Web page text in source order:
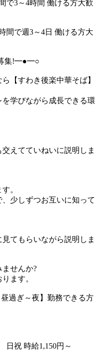
で3～4時間 働ける方大歓
間で週3～4日 働ける方大
集!━●━○
【 すわき後楽中華そば】
学びながら成長できる環
えてていねいに説明しま
。
少しずつお互いに知って
てもらいながら説明しま
せんか?
ます。
過ぎ～夜】勤務できる方
祝 時給1,150円～